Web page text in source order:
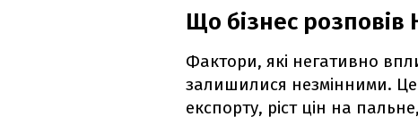
Що бізнес розповів
Фактори, які негативно
залишилися незмінними.
експорту, ріст цін на